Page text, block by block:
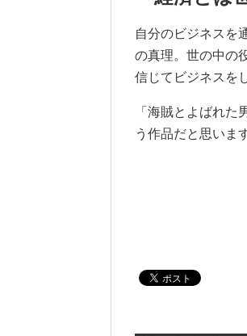
自分のビジネスを
の真理。世の中の
信じてビジネスを
「海賊とよばれ
う作品だと思いま